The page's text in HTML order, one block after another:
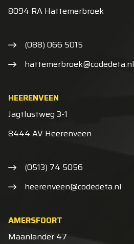
8094 RA Hattemerbroek
(088) 066 5015
hattemerbroek@codedeta.nl
HEERENVEEN
Jagtlustweg 3-1
8444 AV Heerenveen
(0513) 74 5056
heerenveen@codedeta.nl
AMERSFOORT
Maanlander 47